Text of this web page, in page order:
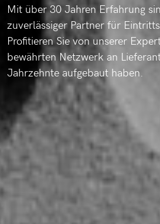
Mit über 30 Jahren Erfahrung
zuverlässiger Partner für
Profitieren Sie von unserer
bewährten Netzwerk an
Jahrzehnte aufgebaut haben.